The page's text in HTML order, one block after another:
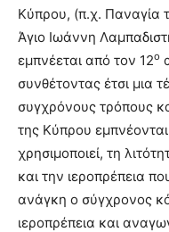
Κύπρου, (π.χ. Παναγία
Άγιο Ιωάννη
εμπνέεται από τον 12ο
συνθέτοντας έτσι μια
συγχρόνους τρόπους
της Κύπρου
χρησιμοποιεί, τη
και την ιεροπρέπεια
ανάγκη ο σύγχρονος
ιεροπρέπεια και